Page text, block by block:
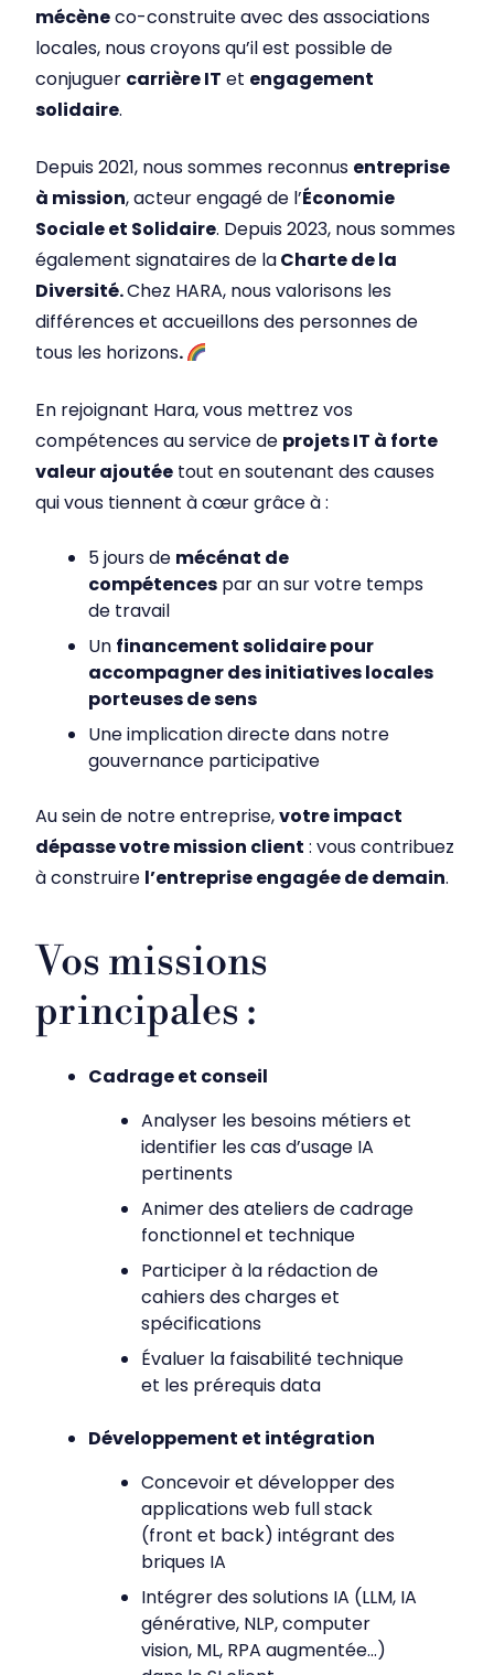
mécèneco-construite avec des associations
locales, nous croyons qu’il est possible de
conjuguer carrière IT et engagement
solidaire.
Depuis 2021, nous sommes reconnus entreprise
à mission, acteur engagé de l’Économie
Sociale et Solidaire. Depuis 2023, nous sommes
également signataires de laCharte de la
Diversité.Chez HARA, nous valorisons les
différences et accueillons des personnes de
tous les horizons.
En rejoignant Hara, vous mettrez vos
compétences au service de projets IT à forte
valeur ajoutée tout en soutenant des causes
qui vous tiennent à cœur grâce à :
5 jours de mécénat de
compétences par an sur votre temps
de travail
Un financement solidaire pour
accompagner des initiatives locales
porteuses de sens
Une implication directe dans notre
gouvernance participative
Au sein de notre entreprise,votre impact
dépasse votre mission client : vous contribuez
à construire l’entreprise engagée de demain.
Vos missions
principales :
Cadrage et conseil
Analyser les besoins métiers et
identifier les cas d’usage IA
pertinents
Animer des ateliers de cadrage
fonctionnel et technique
Participer à la rédaction de
cahiers des charges et
spécifications
Évaluer la faisabilité technique
et les prérequis data
Développement et intégration
Concevoir et développer des
applications web full stack
(front et back) intégrant des
briques IA
Intégrer des solutions IA (LLM, IA
générative, NLP, computer
vision, ML, RPA augmentée…)